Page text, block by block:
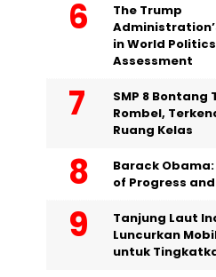
The Trump
in World
Assessment
SMP 8 Bontang
Rombel,
Ruang Kelas
Barack
of Progress
Tanjung Laut
Luncurkan
untuk